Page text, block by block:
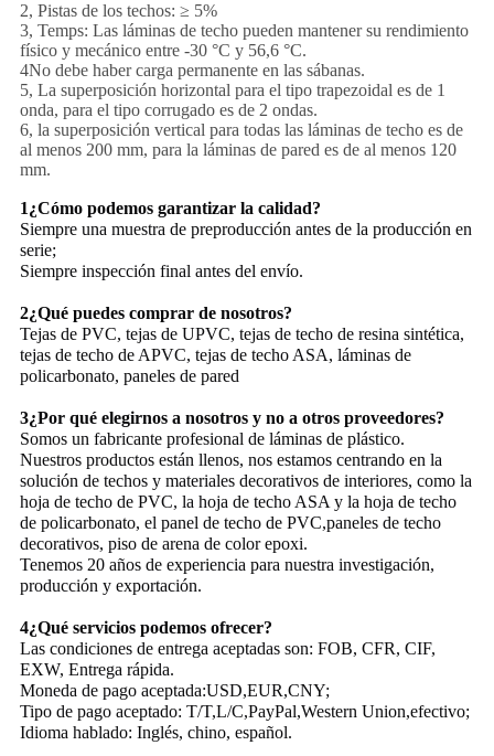
2, Pistas de los techos: ≥ 5%
3, Temps: Las láminas de techo pueden mantener su rendimiento
físico y mecánico entre -30 °C y 56,6 °C.
4No debe haber carga permanente en las sábanas.
5, La superposición horizontal para el tipo trapezoidal es de 1
onda, para el tipo corrugado es de 2 ondas.
6, la superposición vertical para todas las láminas de techo es de
al menos 200 mm, para la láminas de pared es de al menos 120
mm.
1¿Cómo podemos garantizar la calidad?
Siempre una muestra de preproducción antes de la producción en
serie;
Siempre inspección final antes del envío.
2¿Qué puedes comprar de nosotros?
Tejas de PVC, tejas de UPVC, tejas de techo de resina sintética,
tejas de techo de APVC, tejas de techo ASA, láminas de
policarbonato, paneles de pared
3¿Por qué elegirnos a nosotros y no a otros proveedores?
Somos un fabricante profesional de láminas de plástico.
Nuestros productos están llenos, nos estamos centrando en la
solución de techos y materiales decorativos de interiores, como la
hoja de techo de PVC, la hoja de techo ASA y la hoja de techo
de policarbonato, el panel de techo de PVC,paneles de techo
decorativos, piso de arena de color epoxi.
Tenemos 20 años de experiencia para nuestra investigación,
producción y exportación.
4¿Qué servicios podemos ofrecer?
Las condiciones de entrega aceptadas son: FOB, CFR, CIF,
EXW, Entrega rápida.
Moneda de pago aceptada:USD,EUR,CNY;
Tipo de pago aceptado: T/T,L/C,PayPal,Western Union,efectivo;
Idioma hablado: Inglés, chino, español.